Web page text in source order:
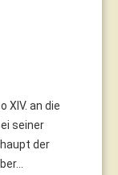
XIV. an die
seiner
der